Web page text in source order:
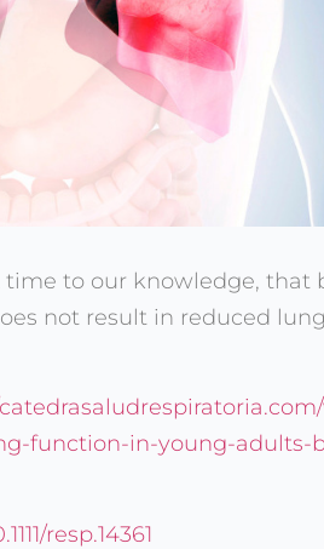
to our knowledge, that
not result in reduced
function-in-young-
resp.14361